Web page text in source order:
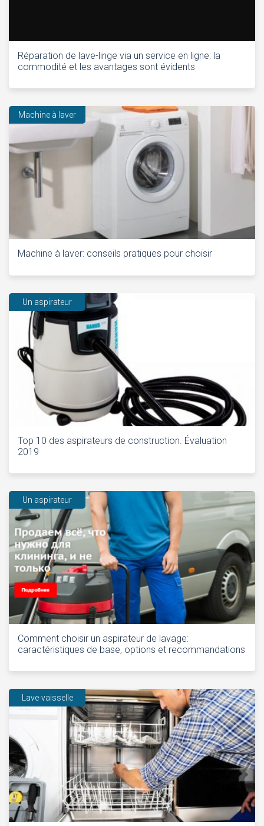
Réparation de lave-linge via un service en ligne: la
commodité et les avantages sont évidents
Machine à laver
Machine à laver: conseils pratiques pour choisir
Un aspirateur
Top 10 des aspirateurs de construction. Évaluation
2019
Un aspirateur
Comment choisir un aspirateur de lavage:
caractéristiques de base, options et recommandations
Lave-vaisselle